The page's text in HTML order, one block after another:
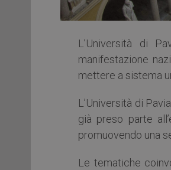
L’Università di
manifestazione
mettere a sistema
L’Università di
già preso parte
promuovendo una
Le tematiche